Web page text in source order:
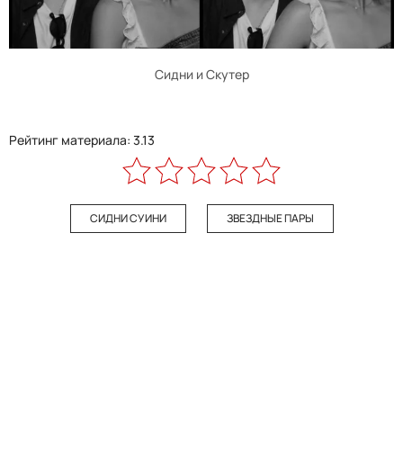
Сидни и Скутер
Рейтинг материала: 3.13
СИДНИ СУИНИ ЗВЕЗДНЫЕ ПАРЫ